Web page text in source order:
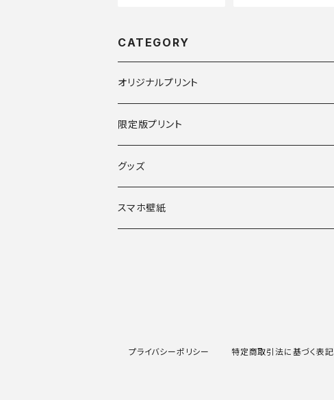
CATEGORY
オリジナルプリント
限定版プリント
グッズ
スマホ壁紙
プライバシーポリシー 特定商取引法に基づく表記